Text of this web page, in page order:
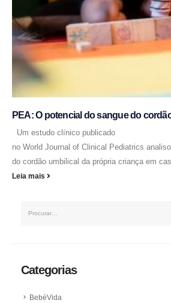
PEA: O potencial do sangue do
Um estudo clínico publicado
no World Journal of Clinical Pediatrics
do cordão umbilical da própria criança em
Leia mais
Categorias
BebéVida